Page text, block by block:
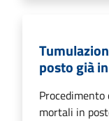
posto già
mortali in